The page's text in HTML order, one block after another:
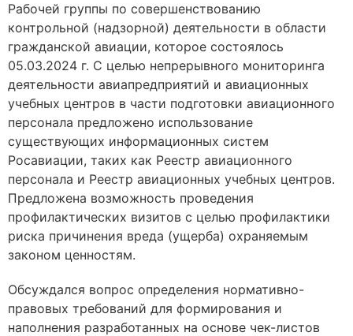
Рабочей группы по совершенствованию
контрольной (надзорной) деятельности в области
гражданской авиации, которое состоялось
05.03.2024 г. С целью непрерывного мониторинга
деятельности авиапредприятий и авиационных
учебных центров в части подготовки авиационного
персонала предложено использование
существующих информационных систем
Росавиации, таких как Реестр авиационного
персонала и Реестр авиационных учебных центров.
Предложена возможность проведения
профилактических визитов с целью профилактики
риска причинения вреда (ущерба) охраняемым
законом ценностям.
Обсуждался вопрос определения нормативно-
правовых требований для формирования и
наполнения разработанных на основе чек-листов